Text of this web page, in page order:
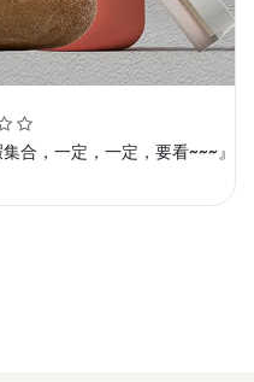
合，一定，一定，要看~~~』